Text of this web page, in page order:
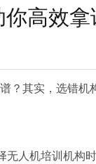
高效拿
？其实，选错机
无人机培训机构